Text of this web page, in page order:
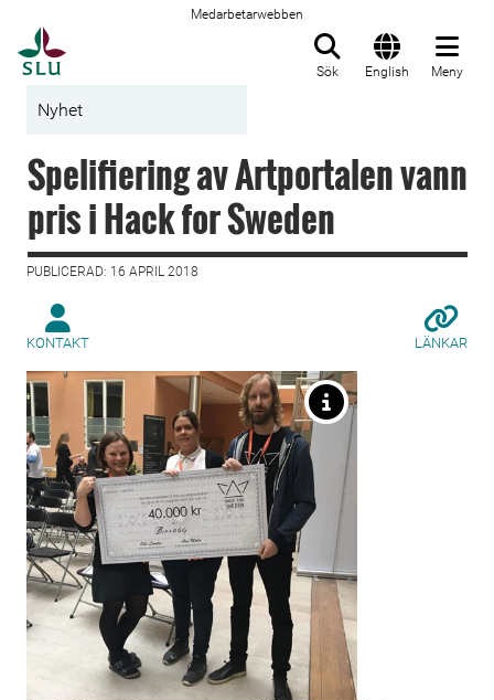
Medarbetarwebben
Sök English Meny
Nyhet
Spelifiering av Artportalen vann
pris i Hack for Sweden
PUBLICERAD: 16 APRIL 2018
KONTAKT LÄNKAR